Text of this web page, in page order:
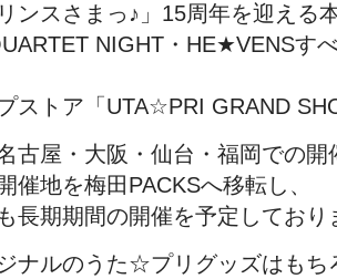
ンスさまっ♪」15周年を迎える
NIGHT・HE★VENSす
ストア「UTA☆PRI GRAND
古屋・大阪・仙台・福岡での開
催地を梅田PACKSへ移転し、
長期期間の開催を予定しており
ナルのうた☆プリグッズはもち